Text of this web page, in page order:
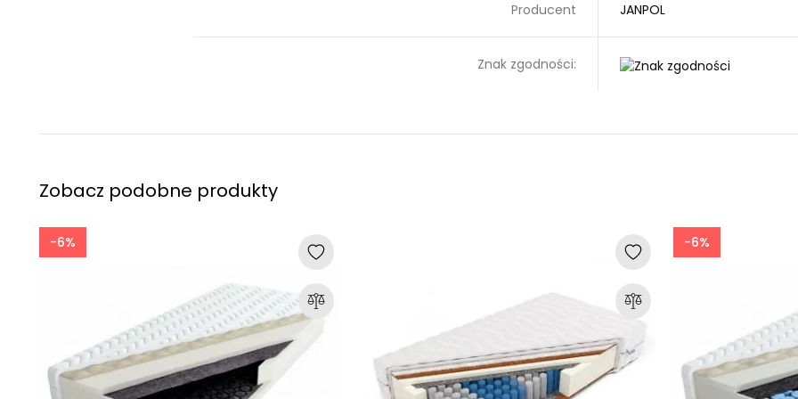
Producent JANPOL
Znak zgodności:
Zobacz podobne produkty
-6% -6%